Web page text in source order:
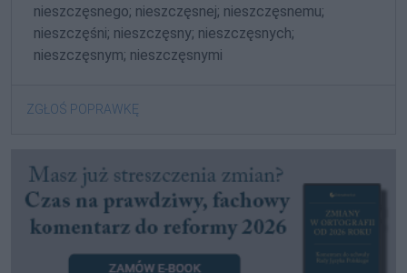
nieszczęsnego; nieszczęsnej; nieszczęsnemu;
nieszczęśni; nieszczęsny; nieszczęsnych;
nieszczęsnym; nieszczęsnymi
ZGŁOŚ POPRAWKĘ